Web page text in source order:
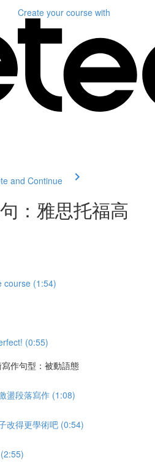
Create your course with
and Continue
：雅思托福高
course (1:54)
(0:55)
作句型：被動語態
盪段落寫作 (1:08)
改得更學術吧 (0:54)